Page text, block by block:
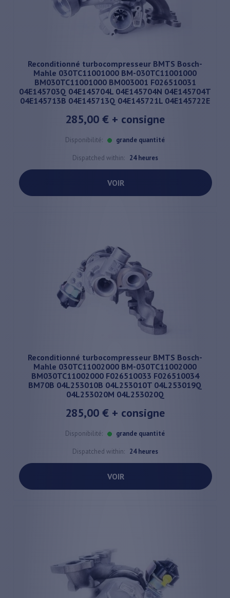
Reconditionné turbocompresseur BMTS Bosch-
Mahle 030TC11001000 BM-030TC11001000
BM030TC11001000 BM003001 F026510031
04E145703Q 04E145704L 04E145704N 04E145704T
04E145713B 04E145713Q 04E145721L 04E145722E
285,00 € + consigne
Disponibilité: grande quantité
Dispatched within: 24 heures
VOIR
Reconditionné turbocompresseur BMTS Bosch-
Mahle 030TC11002000 BM-030TC11002000
BM030TC11002000 F026510033 F026510034
BM70B 04L253010B 04L253010T 04L253019Q
04L253020M 04L253020Q
285,00 € + consigne
Disponibilité: grande quantité
Dispatched within: 24 heures
VOIR